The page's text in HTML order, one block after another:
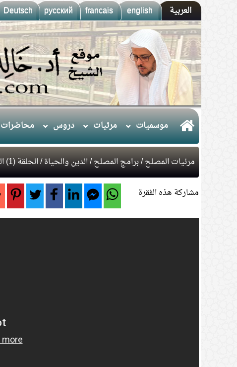
العربية english
francais
русский
Deutsch
موسميات مرئيات دروس محاضرات
مرئيات المصلح/برامج المصلح/الدين والحياة/ الحلقة (1) المعنى الحقيقي للحياة الطيبة
مشاركة هذه الفقرة